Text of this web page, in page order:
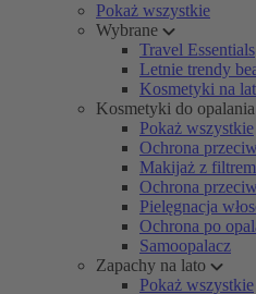
Pokaż wszystkie
Wybrane
Travel Essentials
Letnie trendy
Kosmetyki na
Kosmetyki do opalania
Pokaż wszystkie
Ochrona
Makijaż z
Ochrona
Pielęgnacja
Ochrona po
Samoopalacz
Zapachy na lato
Pokaż wszystkie